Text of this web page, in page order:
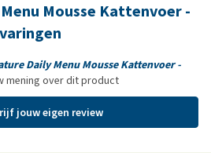
Mousse Kattenvoer -
Daily Menu Mousse Kattenvoer -
mening over dit product
jouw eigen review